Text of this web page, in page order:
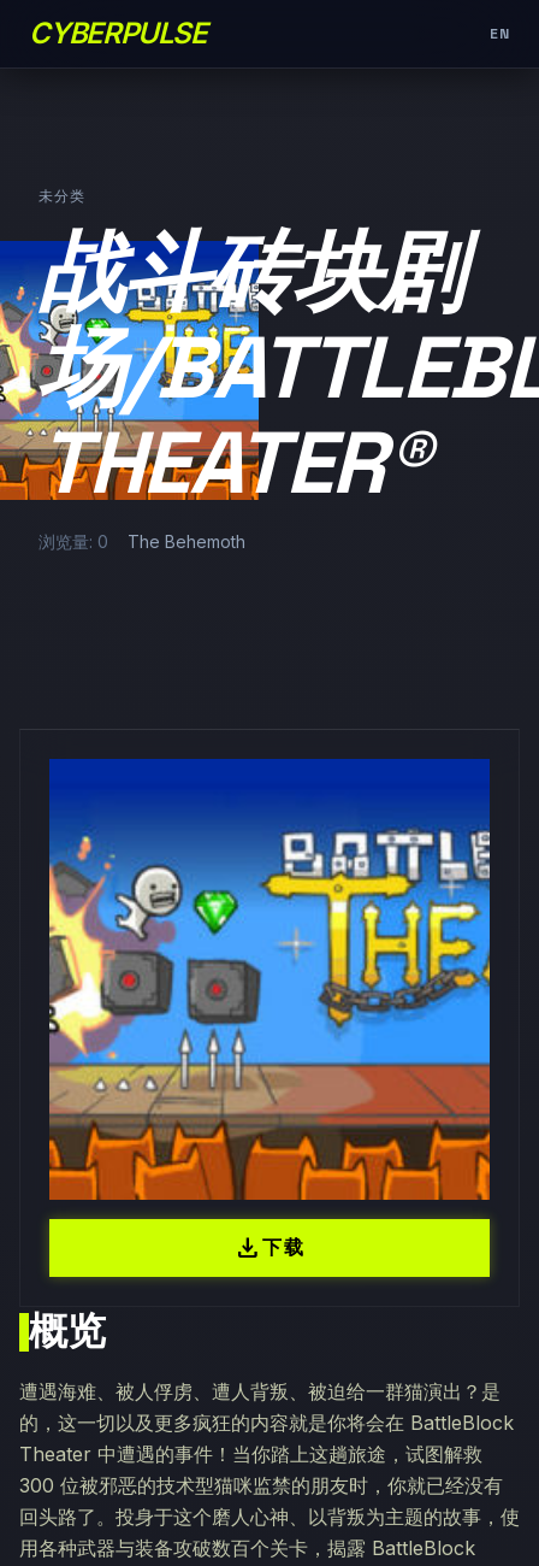
CYBERPULSE EN
未分类
战斗砖块剧
场/
THEATER®
浏览量: 0 The Behemoth
概览
遭遇海难、被人俘虏、遭人背叛、被迫给一群猫演出？是
的，这一切以及更多疯狂的内容就是你将会在 BattleBlock
Theater 中遭遇的事件！当你踏上这趟旅途，试图解救
300 位被邪恶的技术型猫咪监禁的朋友时，你就已经没有
回头路了。投身于这个磨人心神、以背叛为主题的故事，使
用各种武器与装备攻破数百个关卡，揭露 BattleBlock
download下载